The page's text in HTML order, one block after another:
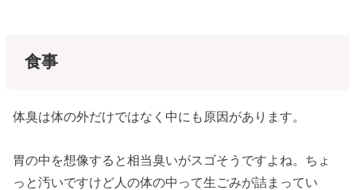
食事
体臭は体の外だけではなく中にも原因があります。
胃の中を想像すると相当臭いがスゴそうですよね。ちょ
っと汚いですけど人の体の中って生ごみが詰まってい